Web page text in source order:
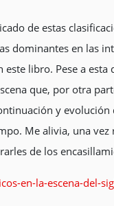
de estas
dominantes en las
libro. Pese a
que, por otra
y
Me alivia, una
de los
en-la-escena-del-